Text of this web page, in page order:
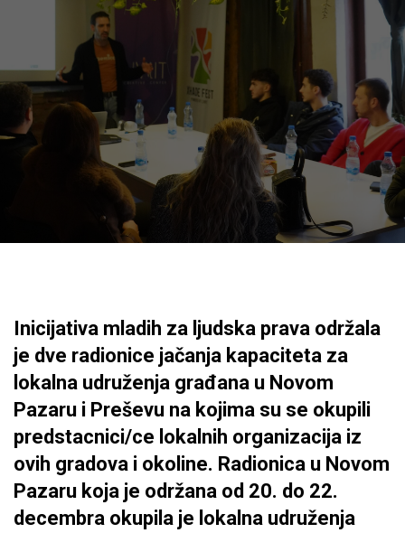
Inicijativa mladih za ljudska prava održala
je dve radionice jačanja kapaciteta za
lokalna udruženja građana u Novom
Pazaru i Preševu na kojima su se okupili
predstacnici/ce lokalnih organizacija iz
ovih gradova i okoline. Radionica u Novom
Pazaru koja je održana od 20. do 22.
decembra okupila je lokalna udruženja